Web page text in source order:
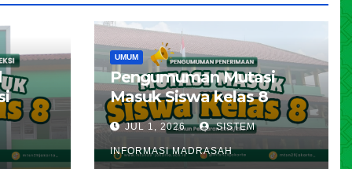
UMUM
Pengumuman Mutasi
Masuk Siswa kelas 8
Tahun Pelajaran 2026 –
2027
JUL 1, 2026 SISTEM
INFORMASI MADRASAH